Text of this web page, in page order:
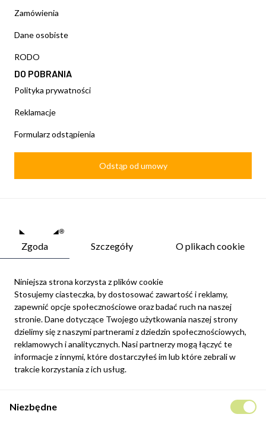
Zamówienia
Dane osobiste
RODO
DO POBRANIA
Polityka prywatności
Reklamacje
Formularz odstąpienia
Odstąp od umowy
Newsletter
Możesz zrezygnować w każdej chwili. W tym celu należy odnaleźć
szczegóły w naszej informacji prawnej.
Zapisz się
internetowego.
Zgoda Szczegóły O plikach cookie
Niniejsza strona korzysta z plików cookie
Stosujemy ciasteczka, by dostosować zawartość i reklamy,
zapewnić opcje społecznościowe oraz badać ruch na naszej
stronie. Dane dotyczące Twojego użytkowania naszej strony
dzielimy się z naszymi partnerami z dziedzin społecznościowych,
reklamowych i analitycznych. Nasi partnerzy mogą łączyć te
informacje z innymi, które dostarczyłeś im lub które zebrali w
trakcie korzystania z ich usług.
Niezbędne